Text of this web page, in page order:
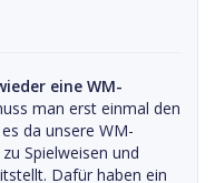
eine WM-
man erst einmal den
da unsere WM-
Spielweisen und
Dafür haben ein